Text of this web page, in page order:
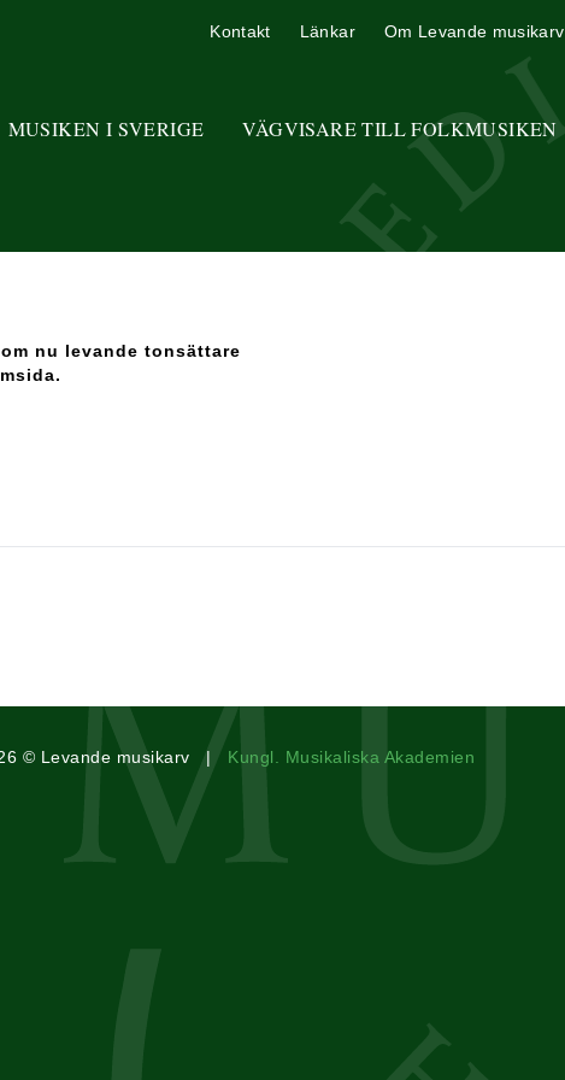
MUSIKEN I SVERIGE VÄGVISARE TILL FOLKMUSIKEN
Kontakt Länkar Om Levande musikarv
nu levande tonsättare
© Levande musikarv | Kungl. Musikaliska Akademien